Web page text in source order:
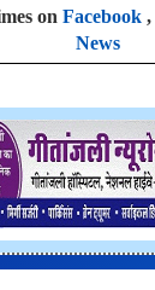
on Facebook,
News